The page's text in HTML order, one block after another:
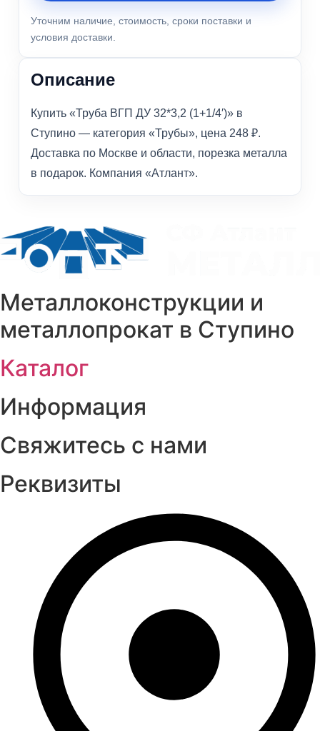
Уточним наличие, стоимость, сроки поставки и
условия доставки.
Описание
Купить «Труба ВГП ДУ 32*3,2 (1+1/4′)» в
Ступино — категория «Трубы», цена 248 ₽.
Доставка по Москве и области, порезка металла
в подарок. Компания «Атлант».
Металлоконструкции и
металлопрокат в Ступино
Каталог
Информация
Свяжитесь с нами
Реквизиты